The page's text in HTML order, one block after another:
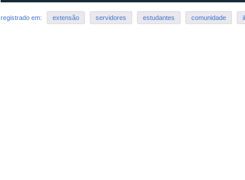
registrado em: extensão servidores estudantes comunidade